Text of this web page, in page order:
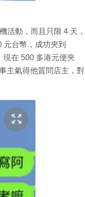
活動，而且只限 4 天，
台幣，成功夾到
現在 500 多港元便夾
主氣得他質問店主，對